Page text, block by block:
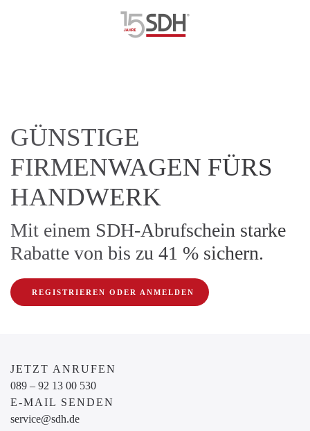
GÜNSTIGE
FIRMENWAGEN FÜRS
HANDWERK
Mit einem SDH-Abrufschein starke
Rabatte von bis zu 41 % sichern.
REGISTRIEREN ODER ANMELDEN
JETZT ANRUFEN
089 – 92 13 00 530
E-MAIL SENDEN
service@sdh.de